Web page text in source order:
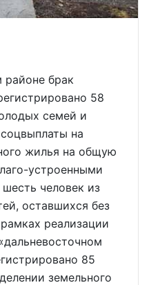
районе брак
58
семей и
на
жилья на общую
устроенными
человек из
оставшихся без
реализации
85
земельного